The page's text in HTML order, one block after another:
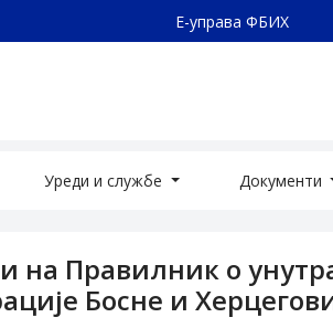
Е-управа ФБИХ
Уреди и службе Документи
на Правилник о
Босне и